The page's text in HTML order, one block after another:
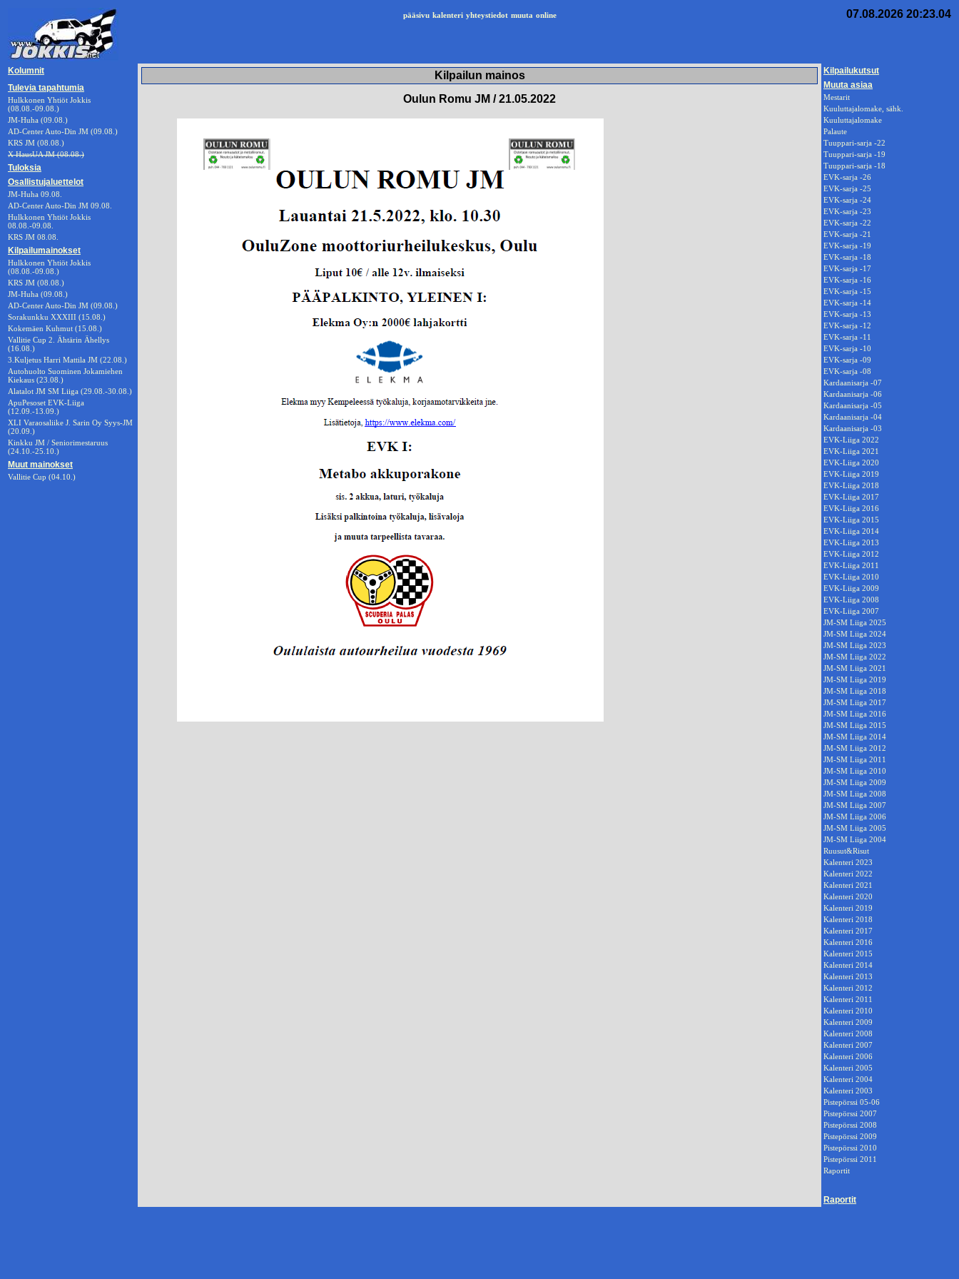
pääsivu kalenteri yhteystiedot muuta online 07.08.2026 20:23.04
Kolumnit
Tulevia tapahtumia
Hulkkonen Yhtiöt Jokkis
(08.08.-09.08.)
JM-Huha (09.08.)
AD-Center Auto-Din JM (09.08.)
KRS JM (08.08.)
X HausUA JM (08.08.)
Tuloksia
Osallistujaluettelot
JM-Huha 09.08.
AD-Center Auto-Din JM 09.08.
Hulkkonen Yhtiöt Jokkis
08.08.-09.08.
KRS JM 08.08.
Kilpailumainokset
Hulkkonen Yhtiöt Jokkis
(08.08.-09.08.)
KRS JM (08.08.)
JM-Huha (09.08.)
AD-Center Auto-Din JM (09.08.)
Sorakunkku XXXIII (15.08.)
Kokemäen Kuhmut (15.08.)
Vallitie Cup 2. Ähtärin Ähellys
(16.08.)
3.Kuljetus Harri Mattila JM (22.08.)
Autohuolto Suominen Jokamiehen
Kiekaus (23.08.)
Alatalot JM SM Liiga (29.08.-30.08.)
ApuPesoset EVK-Liiga
(12.09.-13.09.)
XLI Varaosaliike J. Sarin Oy Syys-JM
(20.09.)
Kinkku JM / Seniorimestaruus
(24.10.-25.10.)
Muut mainokset
Vallitie Cup (04.10.)
Kilpailun mainos
Oulun Romu JM / 21.05.2022
Kilpailukutsut
Muuta asiaa
Mestarit
Kuuluttajalomake, sähk.
Kuuluttajalomake
Palaute
Tuuppari-sarja -22
Tuuppari-sarja -19
Tuuppari-sarja -18
EVK-sarja -26
EVK-sarja -25
EVK-sarja -24
EVK-sarja -23
EVK-sarja -22
EVK-sarja -21
EVK-sarja -19
EVK-sarja -18
EVK-sarja -17
EVK-sarja -16
EVK-sarja -15
EVK-sarja -14
EVK-sarja -13
EVK-sarja -12
EVK-sarja -11
EVK-sarja -10
EVK-sarja -09
EVK-sarja -08
Kardaanisarja -07
Kardaanisarja -06
Kardaanisarja -05
Kardaanisarja -04
Kardaanisarja -03
EVK-Liiga 2022
EVK-Liiga 2021
EVK-Liiga 2020
EVK-Liiga 2019
EVK-Liiga 2018
EVK-Liiga 2017
EVK-Liiga 2016
EVK-Liiga 2015
EVK-Liiga 2014
EVK-Liiga 2013
EVK-Liiga 2012
EVK-Liiga 2011
EVK-Liiga 2010
EVK-Liiga 2009
EVK-Liiga 2008
EVK-Liiga 2007
JM-SM Liiga 2025
JM-SM Liiga 2024
JM-SM Liiga 2023
JM-SM Liiga 2022
JM-SM Liiga 2021
JM-SM Liiga 2019
JM-SM Liiga 2018
JM-SM Liiga 2017
JM-SM Liiga 2016
JM-SM Liiga 2015
JM-SM Liiga 2014
JM-SM Liiga 2012
JM-SM Liiga 2011
JM-SM Liiga 2010
JM-SM Liiga 2009
JM-SM Liiga 2008
JM-SM Liiga 2007
JM-SM Liiga 2006
JM-SM Liiga 2005
JM-SM Liiga 2004
Ruusut&Risut
Kalenteri 2023
Kalenteri 2022
Kalenteri 2021
Kalenteri 2020
Kalenteri 2019
Kalenteri 2018
Kalenteri 2017
Kalenteri 2016
Kalenteri 2015
Kalenteri 2014
Kalenteri 2013
Kalenteri 2012
Kalenteri 2011
Kalenteri 2010
Kalenteri 2009
Kalenteri 2008
Kalenteri 2007
Kalenteri 2006
Kalenteri 2005
Kalenteri 2004
Kalenteri 2003
Pistepörssi 05-06
Pistepörssi 2007
Pistepörssi 2008
Pistepörssi 2009
Pistepörssi 2010
Pistepörssi 2011
Raportit
Raportit